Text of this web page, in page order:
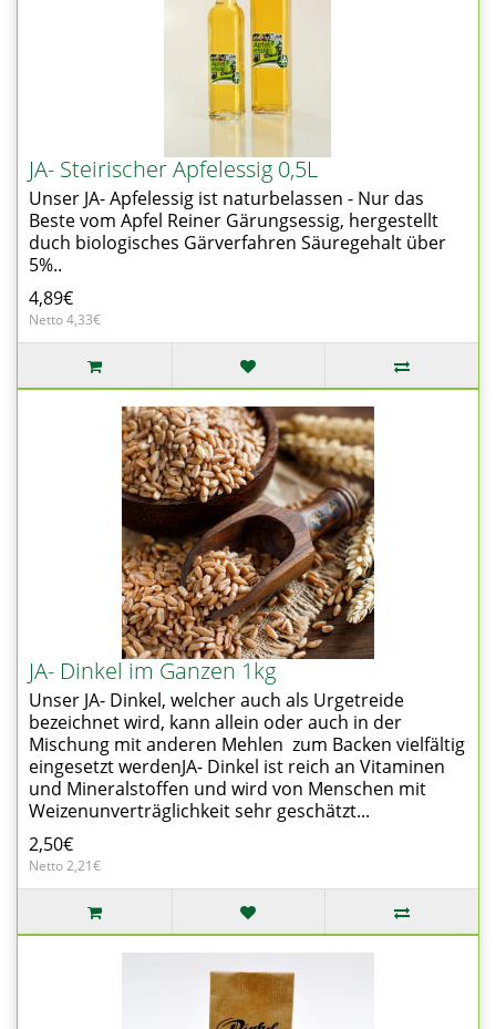
JA- Steirischer Apfelessig 0,5L
Unser JA- Apfelessig ist naturbelassen - Nur das
Beste vom Apfel Reiner Gärungsessig, hergestellt
duch biologisches Gärverfahren Säuregehalt über
5%..
4,89€
Netto 4,33€
JA- Dinkel im Ganzen 1kg
Unser JA- Dinkel, welcher auch als Urgetreide
bezeichnet wird, kann allein oder auch in der
Mischung mit anderen Mehlen zum Backen vielfältig
eingesetzt werdenJA- Dinkel ist reich an Vitaminen
und Mineralstoffen und wird von Menschen mit
Weizenunverträglichkeit sehr geschätzt...
2,50€
Netto 2,21€